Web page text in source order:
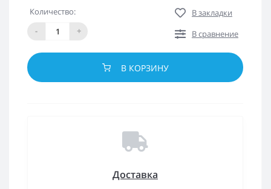
Количество:
-
+
В закладки
В сравнение
В КОРЗИНУ
Доставка